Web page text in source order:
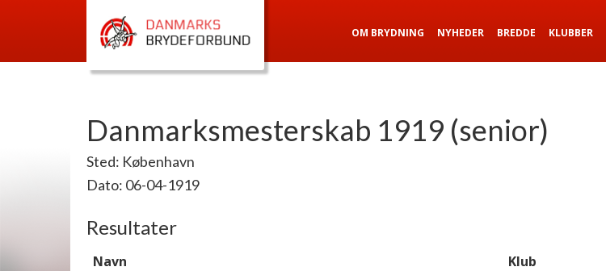
OM BRYDNING NYHEDER BREDDE KLUBBER
Danmarksmesterskab 1919 (senior)
Sted: København
Dato: 06-04-1919
Resultater
Navn Klub